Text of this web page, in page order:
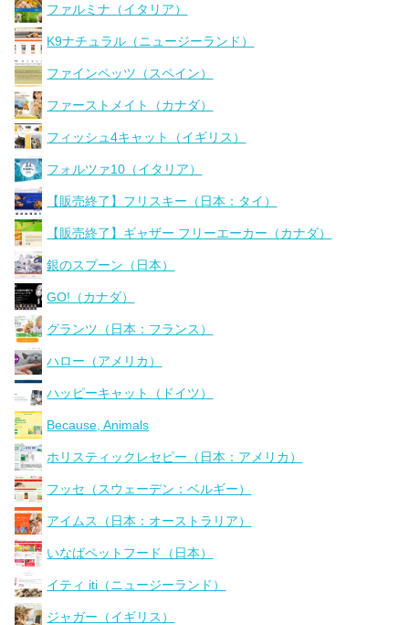
ファルミナ（イタリア）
K9ナチュラル（ニュージーランド）
ファインペッツ（スペイン）
ファーストメイト（カナダ）
フィッシュ4キャット（イギリス）
フォルツァ10（イタリア）
【販売終了】フリスキー（日本：タイ）
【販売終了】ギャザー フリーエーカー（カナダ）
銀のスプーン（日本）
GO!（カナダ）
グランツ（日本：フランス）
ハロー（アメリカ）
ハッピーキャット（ドイツ）
Because, Animals
ホリスティックレセピー（日本：アメリカ）
フッセ（スウェーデン：ベルギー）
アイムス（日本：オーストラリア）
いなばペットフード（日本）
イティ iti（ニュージーランド）
ジャガー（イギリス）